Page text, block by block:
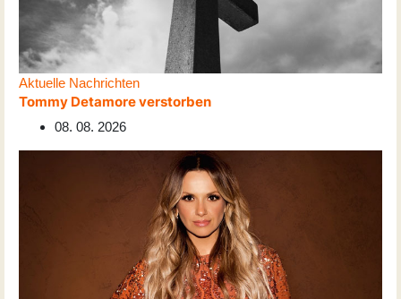
Aktuelle Nachrichten
Tommy Detamore verstorben
08. 08. 2026